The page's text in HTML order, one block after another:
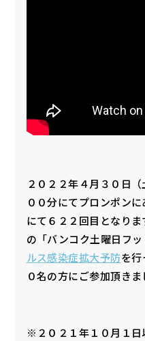
２０２２年４月３０日
００分にてプロンポン
にて６２２回目となり
の「バンコク土曜日フ
ルス感染症拡大予防を
０名の方にご参加頂きま
※２０２１年１０月１日